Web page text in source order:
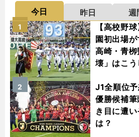
今日 昨日 週
【高校野
園初出場
高崎・青
壊」はこ
1
J1全順位
優勝候補
き目に遭
は？
2